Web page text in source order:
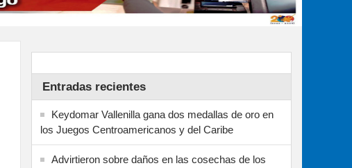
Entradas recientes
Keydomar Vallenilla gana dos medallas de oro en
los Juegos Centroamericanos y del Caribe
Advirtieron sobre daños en las cosechas de los